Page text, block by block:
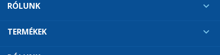
RÓLUNK 
TERMÉKEK 